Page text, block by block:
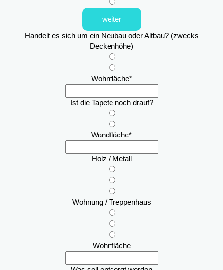
weiter
Handelt es sich um ein Neubau oder Altbau? (zwecks
Deckenhöhe)
Wohnfläche*
Ist die Tapete noch drauf?
Wandfläche*
Holz / Metall
Wohnung / Treppenhaus
Wohnfläche